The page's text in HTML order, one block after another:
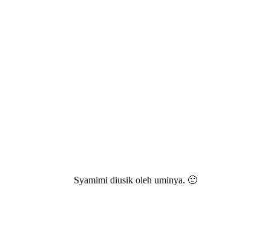
Syamimi diusik oleh uminya. 🙂